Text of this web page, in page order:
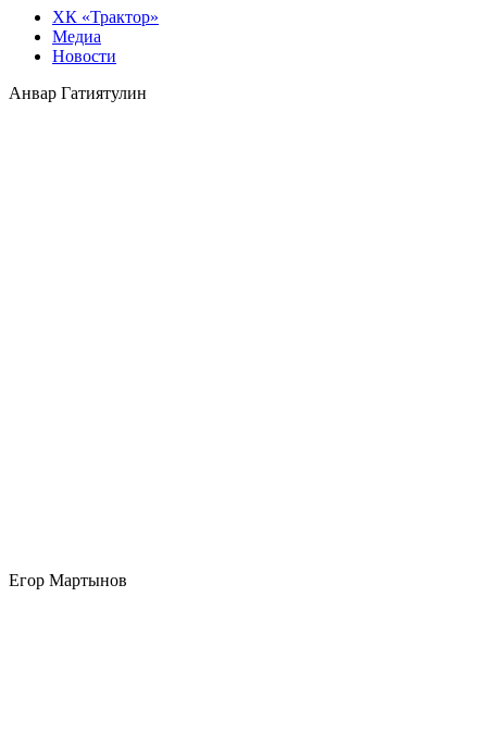
ХК «Трактор»
Медиа
Новости
Анвар Гатиятулин
Егор Мартынов